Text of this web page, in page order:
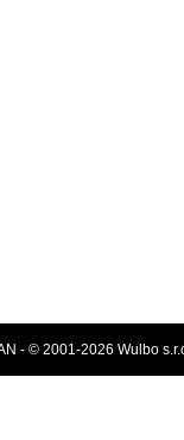
- © 2001-2026 Wulbo